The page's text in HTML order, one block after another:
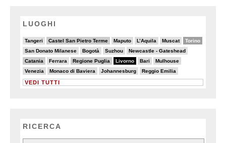
LUOGHI
Tangeri
2/20 Castel San Pietro Terme
6/20 Maputo
4/20 L’Aquila
4/20 Muscat
3/20 Torino
10/20
San Donato Milanese
3/20 Bogotà
2/20 Suzhou
2/20 Newcastle - Gateshead
3/20
Catania
6/20 Ferrara
2/20 Regione Puglia
7/20 Livorno
20/20 Bari
5/20 Mulhouse
4/20
Venezia
4/20 Monaco di Baviera
4/20 Johannesburg
3/20 Reggio Emilia
2/20
VEDI TUTTI
RICERCA